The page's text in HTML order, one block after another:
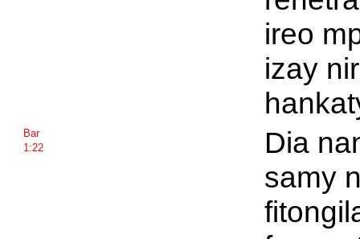
ireo
izay
Bar
1:22
Dia
samy